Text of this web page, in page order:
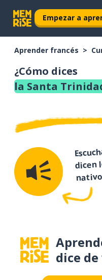
Empezar a
Aprender francés
¿Cómo dices
la Santa
dicen
dice